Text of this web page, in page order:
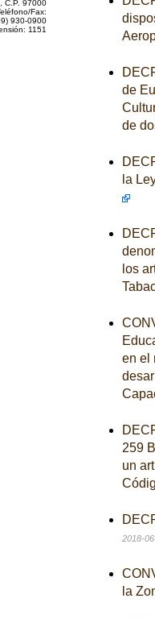
C.P. 97000
Fax:
930-0900
1151
de
de
la
los
en el
259
un
2018-
la